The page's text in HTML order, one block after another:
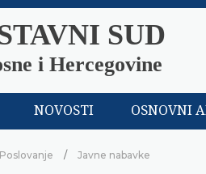
SUD
i Hercegovine
NOVOSTI OSNOVNI
Poslovanje Javne nabavke